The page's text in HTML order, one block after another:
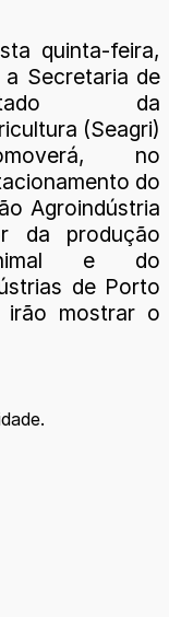
quinta-feira,
a Secretaria de
da
(Seagri)
no
do
Agroindústria
da produção
e do
de Porto
irão mostrar o